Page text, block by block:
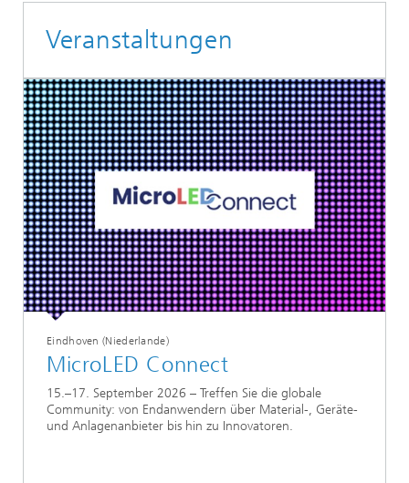
Veranstaltungen
Eindhoven (Niederlande)
MicroLED Connect
15.–17. September 2026 – Treffen Sie die globale
Community: von Endanwendern über Material-, Geräte-
und Anlagenanbieter bis hin zu Innovatoren.